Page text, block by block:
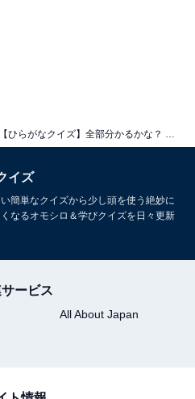
【ひらがなクイズ】全部分かるかな？ 空欄を埋めて言葉を完成させよう！ 食事に関係する言葉も？
イズ
簡単なクイズから少し頭を使う絶妙に
なるオモシロ＆学びクイズを日々更新
ービス
All About Japan